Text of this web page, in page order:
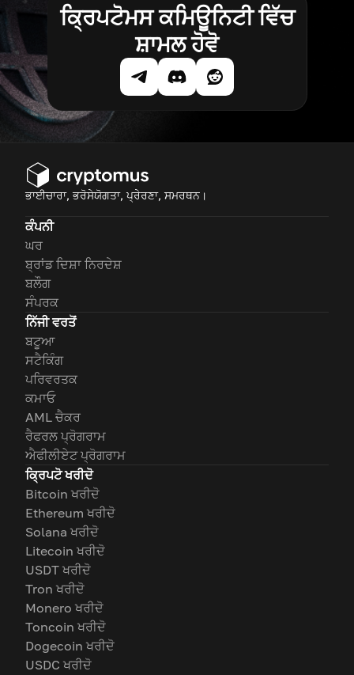
ਕ੍ਰਿਪਟੋਮਸ ਕਮਿਊਨਿਟੀ ਵਿੱਚ
ਸ਼ਾਮਲ ਹੋਵੋ
ਭਾਈਚਾਰਾ, ਭਰੋਸੇਯੋਗਤਾ, ਪ੍ਰੇਰਣਾ, ਸਮਰਥਨ।
ਕੰਪਨੀ
ਘਰ
ਬ੍ਰਾਂਡ ਦਿਸ਼ਾ ਨਿਰਦੇਸ਼
ਬਲੌਗ
ਸੰਪਰਕ
ਨਿੱਜੀ ਵਰਤੋਂ
ਬਟੂਆ
ਸਟੈਕਿੰਗ
ਪਰਿਵਰਤਕ
ਕਮਾਓ
AML ਚੈਕਰ
ਰੈਫਰਲ ਪ੍ਰੋਗਰਾਮ
ਐਫੀਲੀਏਟ ਪ੍ਰੋਗਰਾਮ
ਕ੍ਰਿਪਟੋ ਖਰੀਦੋ
Bitcoin ਖਰੀਦੋ
Ethereum ਖਰੀਦੋ
Solana ਖਰੀਦੋ
Litecoin ਖਰੀਦੋ
USDT ਖਰੀਦੋ
Tron ਖਰੀਦੋ
Monero ਖਰੀਦੋ
Toncoin ਖਰੀਦੋ
Dogecoin ਖਰੀਦੋ
USDC ਖਰੀਦੋ